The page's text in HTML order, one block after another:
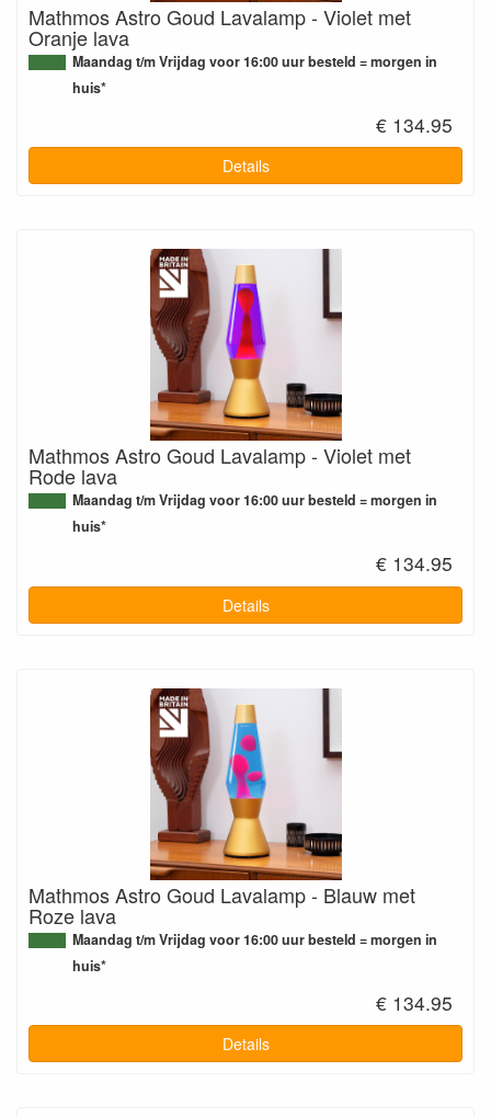
Mathmos Astro Goud Lavalamp - Violet met
Oranje lava
Maandag t/m Vrijdag voor 16:00 uur besteld = morgen in
huis*
€ 134.95
Details
Mathmos Astro Goud Lavalamp - Violet met
Rode lava
Maandag t/m Vrijdag voor 16:00 uur besteld = morgen in
huis*
€ 134.95
Details
Mathmos Astro Goud Lavalamp - Blauw met
Roze lava
Maandag t/m Vrijdag voor 16:00 uur besteld = morgen in
huis*
€ 134.95
Details